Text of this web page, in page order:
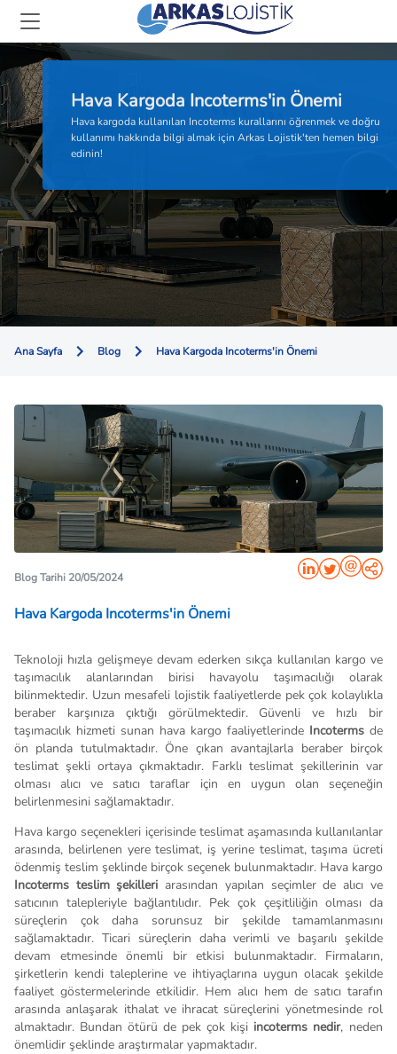
Hava Kargoda Incoterms'in Önemi
Hava kargoda kullanılan Incoterms kurallarını öğrenmek ve doğru
kullanımı hakkında bilgi almak için Arkas Lojistik'ten hemen bilgi
edinin!
Ana Sayfa Blog Hava Kargoda Incoterms'in Önemi
Blog Tarihi 20/05/2024
Hava Kargoda Incoterms'in Önemi
Teknoloji hızla gelişmeye devam ederken sıkça kullanılan kargo ve
taşımacılık alanlarından birisi havayolu taşımacılığı olarak
bilinmektedir. Uzun mesafeli lojistik faaliyetlerde pek çok kolaylıkla
beraber karşınıza çıktığı görülmektedir. Güvenli ve hızlı bir
taşımacılık hizmeti sunan hava kargo faaliyetlerinde Incoterms de
ön planda tutulmaktadır. Öne çıkan avantajlarla beraber birçok
teslimat şekli ortaya çıkmaktadır. Farklı teslimat şekillerinin var
olması alıcı ve satıcı taraflar için en uygun olan seçeneğin
belirlenmesini sağlamaktadır.
Hava kargo seçenekleri içerisinde teslimat aşamasında kullanılanlar
arasında, belirlenen yere teslimat, iş yerine teslimat, taşıma ücreti
ödenmiş teslim şeklinde birçok seçenek bulunmaktadır. Hava kargo
Incoterms teslim şekilleri arasından yapılan seçimler de alıcı ve
satıcının talepleriyle bağlantılıdır. Pek çok çeşitliliğin olması da
süreçlerin çok daha sorunsuz bir şekilde tamamlanmasını
sağlamaktadır. Ticari süreçlerin daha verimli ve başarılı şekilde
devam etmesinde önemli bir etkisi bulunmaktadır. Firmaların,
şirketlerin kendi taleplerine ve ihtiyaçlarına uygun olacak şekilde
faaliyet göstermelerinde etkilidir. Hem alıcı hem de satıcı tarafın
arasında anlaşarak ithalat ve ihracat süreçlerini yönetmesinde rol
almaktadır. Bundan ötürü de pek çok kişi incoterms nedir, neden
önemlidir şeklinde araştırmalar yapmaktadır.